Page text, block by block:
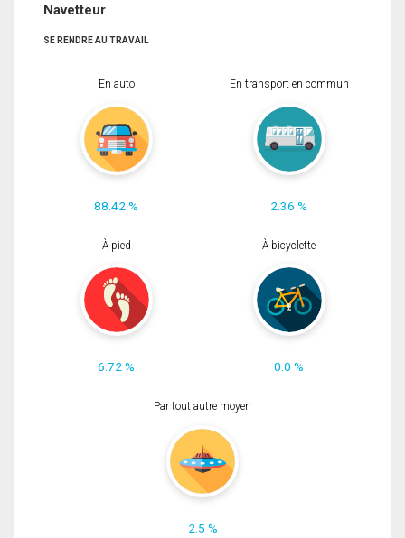
Navetteur
SE RENDRE AU TRAVAIL
En auto
88.42 %
En transport en commun
2.36 %
À pied
6.72 %
À bicyclette
0.0 %
Par tout autre moyen
2.5 %